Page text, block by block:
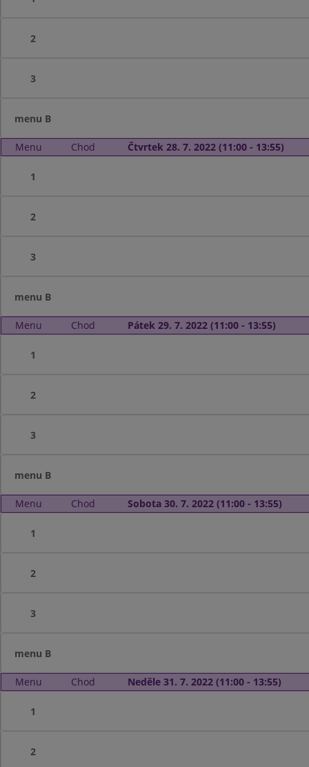
2
3
menu B
Menu Chod Čtvrtek 28. 7. 2022 (11:00 - 13:55)
1
2
3
menu B
Menu Chod Pátek 29. 7. 2022 (11:00 - 13:55)
1
2
3
menu B
Menu Chod Sobota 30. 7. 2022 (11:00 - 13:55)
1
2
3
menu B
Menu Chod Neděle 31. 7. 2022 (11:00 - 13:55)
1
2